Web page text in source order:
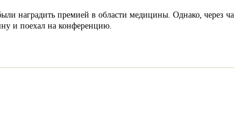
наградить премией в области медицины. Однако, через
и поехал на конференцию.